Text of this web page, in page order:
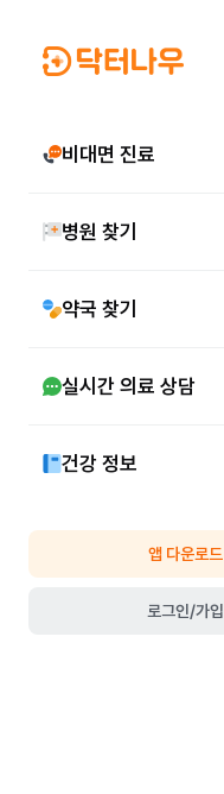
비대면 진료
병원 찾기
약국 찾기
실시간 의료 상담
건강 정보
앱 다운로드
로그인/가입